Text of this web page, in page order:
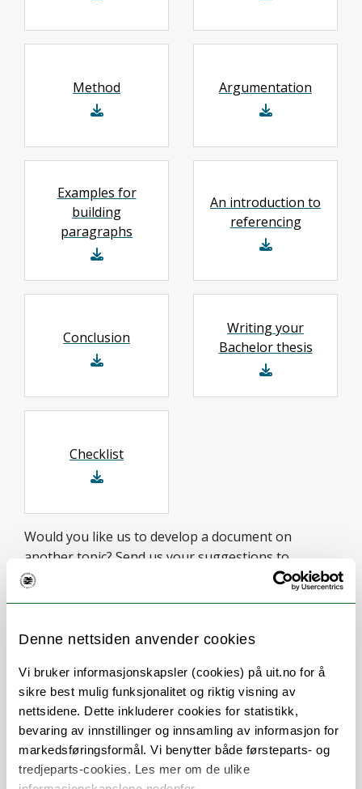
Denne nettsiden anvender cookies
Vi bruker informasjonskapsler (cookies) på uit.no for å
sikre best mulig funksjonalitet og riktig visning av
nettsidene. Dette inkluderer cookies for statistikk,
bevaring av innstillinger og innsamling av informasjon for
markedsføringsformål. Vi benytter både førsteparts- og
tredjeparts-cookies. Les mer om de ulike
Method Argumentation
Examples for
building
paragraphs
An introduction to
referencing
Conclusion
Writing your
Bachelor thesis
Checklist
Would you like us to develop a document on
another topic? Send us your suggestions to
skrivesenter@uit.no
Online resources
UiT templates for assignments
Search and Write(UiB, HVL og UiO)
The Citation Compass(UiA, USN og UiS)
The podcast about academic writing(UiS, HiØ,
Nord)